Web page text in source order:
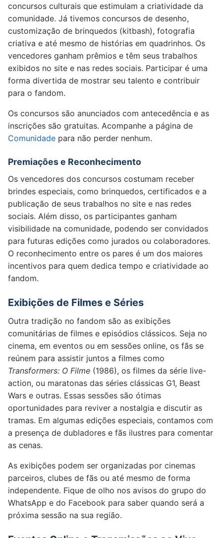
concursos culturais que estimulam a criatividade da
comunidade. Já tivemos concursos de desenho,
customização de brinquedos (kitbash), fotografia
criativa e até mesmo de histórias em quadrinhos. Os
vencedores ganham prêmios e têm seus trabalhos
exibidos no site e nas redes sociais. Participar é uma
forma divertida de mostrar seu talento e contribuir
para o fandom.
Os concursos são anunciados com antecedência e as
inscrições são gratuitas. Acompanhe a página de
Comunidade para não perder nenhum.
Premiações e Reconhecimento
Os vencedores dos concursos costumam receber
brindes especiais, como brinquedos, certificados e a
publicação de seus trabalhos no site e nas redes
sociais. Além disso, os participantes ganham
visibilidade na comunidade, podendo ser convidados
para futuras edições como jurados ou colaboradores.
O reconhecimento entre os pares é um dos maiores
incentivos para quem dedica tempo e criatividade ao
fandom.
Exibições de Filmes e Séries
Outra tradição no fandom são as exibições
comunitárias de filmes e episódios clássicos. Seja no
cinema, em eventos ou em sessões online, os fãs se
reúnem para assistir juntos a filmes como
Transformers: O Filme (1986), os filmes da série live-
action, ou maratonas das séries clássicas G1, Beast
Wars e outras. Essas sessões são ótimas
oportunidades para reviver a nostalgia e discutir as
tramas. Em algumas edições especiais, contamos com
a presença de dubladores e fãs ilustres para comentar
as cenas.
As exibições podem ser organizadas por cinemas
parceiros, clubes de fãs ou até mesmo de forma
independente. Fique de olho nos avisos do grupo do
WhatsApp e do Facebook para saber quando será a
próxima sessão na sua região.